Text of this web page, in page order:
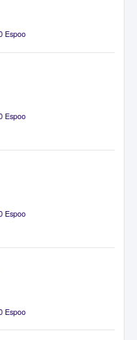
Espoo
Espoo
Espoo
Espoo